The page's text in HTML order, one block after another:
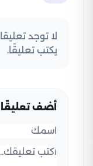
لا توجد
يكتب تعليقًا.
أضف تعليقًا